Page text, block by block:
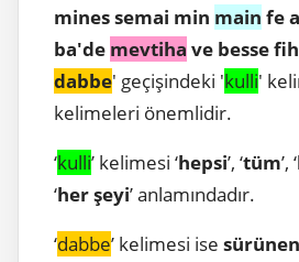
mines semai min main fe
ba'de mevtiha ve besse
dabbe' geçişindeki 'kulli'
kelimeleri önemlidir.
‘kulli’ kelimesi ‘hepsi’, ‘tüm’, ‘
‘her şeyi’ anlamındadır.
‘dabbe’ kelimesi ise sürünen